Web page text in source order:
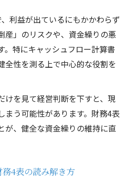
利益が出ているにもかかわらず
産」のリスクや、資金繰りの悪
。特にキャッシュフロー計算書
全性を測る上で中心的な役割を
けを見て経営判断を下すと、現
まう可能性があります。財務4表
が、健全な資金繰りの維持に直
4表の読み解き方